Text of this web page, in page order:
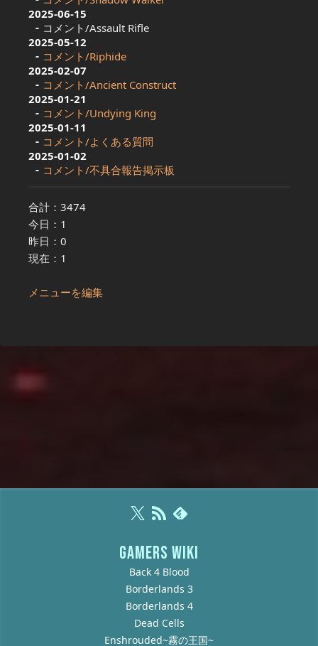
2025-06-15
コメント/Assault Rifle
2025-05-12
コメント/Riphide
2025-02-07
コメント/Ancient Construct
2025-01-21
コメント/Undying King
2025-01-11
コメント/よくある質問
2025-01-02
コメント/不具合報告掲示板
合計：3474
今日：1
昨日：0
現在：1
メニューを編集
GAMERS WIKI
Back 4 Blood
Borderlands 3
Borderlands 4
Dead Cells
Enshrouded~霧の王国~